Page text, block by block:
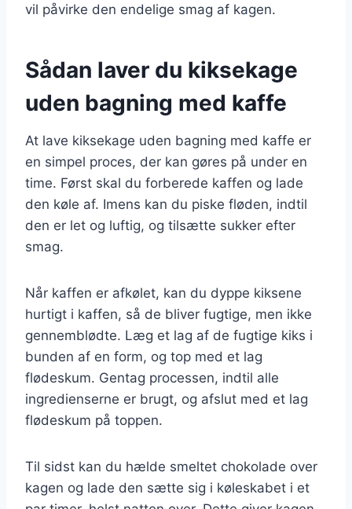
vil påvirke den endelige smag af kagen.
Sådan laver du kiksekage
uden bagning med kaffe
At lave kiksekage uden bagning med kaffe er
en simpel proces, der kan gøres på under en
time. Først skal du forberede kaffen og lade
den køle af. Imens kan du piske fløden, indtil
den er let og luftig, og tilsætte sukker efter
smag.
Når kaffen er afkølet, kan du dyppe kiksene
hurtigt i kaffen, så de bliver fugtige, men ikke
gennemblødte. Læg et lag af de fugtige kiks i
bunden af en form, og top med et lag
flødeskum. Gentag processen, indtil alle
ingredienserne er brugt, og afslut med et lag
flødeskum på toppen.
Til sidst kan du hælde smeltet chokolade over
kagen og lade den sætte sig i køleskabet i et